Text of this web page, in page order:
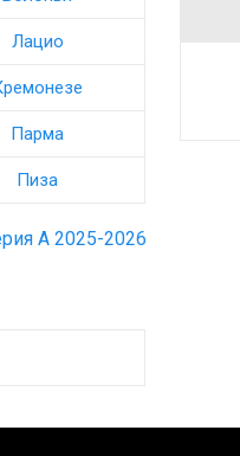
Лацио
Парма
Пиза
А 2025-2026